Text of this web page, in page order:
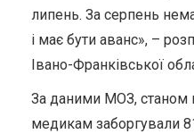
липень. За серпень
і має бути аванс», –
Івано-Франківської
За даними МОЗ, станом
медикам заборгували